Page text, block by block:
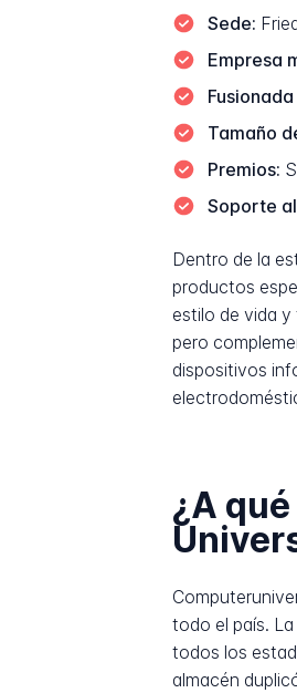
Sede:
Empresa
Tamaño
Premios:
Soporte
Dentro de la
productos
estilo de vida
pero
dispositivos
¿A
todo el país.
todos los
almacén